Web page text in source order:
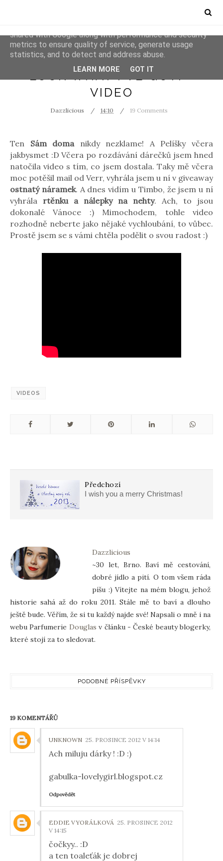
VIDEOS
LOOK WHAT I'VE GOT! -
VIDEO
Dazzlicious 14:10 19 Comments
Ten Sám domanikdy nezklame! A Pelíšky včera
jakbysmet :D Včera po rozdávání dárečků jsem hned
natočila video s tím, co jsem dostala. Taky mě včera
moc potěšil mail od Verr, vyhrála jsem u ní v giveaway
ostnatý náramek. A dnes vidím u Timbo, že jsem u ní
vyhrála rtěnku a nálepky na nehty. Ach, to jsou
dokonalé Vánoce :) Mimochodem, tohle video
rozhodně neberte jako nějaké vychloubání, to vůbec.
Prostě jsem se s vámi chtěla podělit o svou radost :)
VIDEOS
Předchozí
I wish you a merry Christmas!
Dazzlicious
~30 let, Brno. Baví mě cestování,
dobré jídlo a pití. O tom všem ráda
píšu :) Vítejte na mém blogu, jehož
historie sahá až do roku 2011. Stále mě to baví a dlouho
ještě bude. Věřím, že si tu každý najde své! Napsali o mně i na
webu Parfumerie Douglas v článku - České beauty blogerky,
které stojí za to sledovat.
PODOBNÉ PŘÍSPĚVKY
19 KOMENTÁŘŮ
UNKNOWN 25. PROSINCE 2012 V 14:14
Ach miluju dárky ! :D :)
gabulka-lovelygirl.blogspot.cz
Odpovědět
EDDIE VYORÁLKOVÁ 25. PROSINCE 2012
V 14:15
čočkyy.. :D
a ten toaleťák je dobrej
This site uses cookies from Google to deliver its services
shared with Google along with performance and security
metrics to ensure quality of service, generate usage
statistics, and to detect and address abuse.
LEARN MORE GOT IT